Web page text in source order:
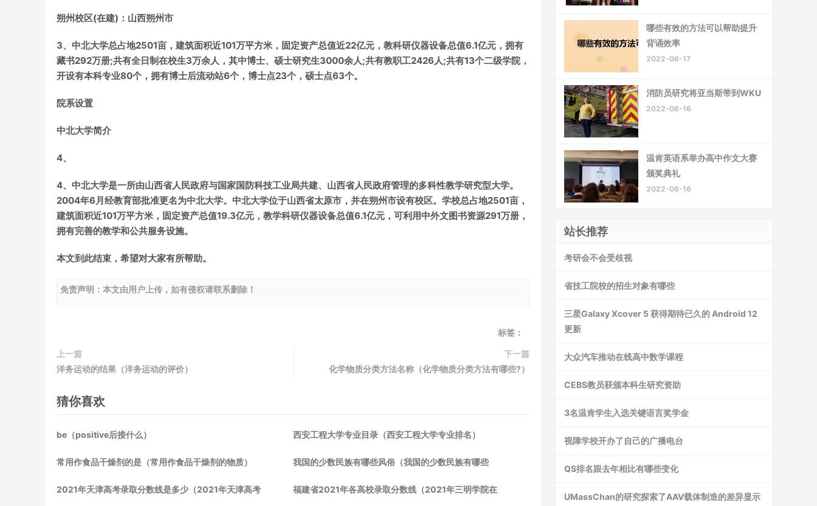
朔州校区(在建)：山西朔州市
3、中北大学总占地2501亩，建筑面积近101万平方米，固定资产总值近22亿元，教科研仪器设备总值6.1亿元，拥有
藏书292万册;共有全日制在校生3万余人，其中博士、硕士研究生3000余人;共有教职工2426人;共有13个二级学院，
开设有本科专业80个，拥有博士后流动站6个，博士点23个，硕士点63个。
院系设置
中北大学简介
4、
4、中北大学是一所由山西省人民政府与国家国防科技工业局共建、山西省人民政府管理的多科性教学研究型大学。
2004年6月经教育部批准更名为中北大学。中北大学位于山西省太原市，并在朔州市设有校区。学校总占地2501亩，
建筑面积近101万平方米，固定资产总值19.3亿元，教学科研仪器设备总值6.1亿元，可利用中外文图书资源291万册，
拥有完善的教学和公共服务设施。
本文到此结束，希望对大家有所帮助。
免责声明：本文由用户上传，如有侵权请联系删除！
标签：
上一篇
洋务运动的结果（洋务运动的评价）
下一篇
化学物质分类方法名称（化学物质分类方法有哪些?）
猜你喜欢
be（positive后接什么） 西安工程大学专业目录（西安工程大学专业排名）
常用作食品干燥剂的是（常用作食品干燥剂的物质） 我国的少数民族有哪些风俗（我国的少数民族有哪些
2021年天津高考录取分数线是多少（2021年天津高考 福建省2021年各高校录取分数线（2021年三明学院在
哪些有效的方法可以帮助提升
背诵效率
2022-06-17
消防员研究将亚当斯带到WKU
2022-06-16
温肯英语系举办高中作文大赛
颁奖典礼
2022-06-16
站长推荐
考研会不会受歧视
省技工院校的招生对象有哪些
三星Galaxy Xcover 5 获得期待已久的 Android 12
更新
大众汽车推动在线高中数学课程
CEBS教员获颁本科生研究资助
3名温肯学生入选关键语言奖学金
视障学校开办了自己的广播电台
QS排名跟去年相比有哪些变化
UMassChan的研究探索了AAV载体制造的差异显示